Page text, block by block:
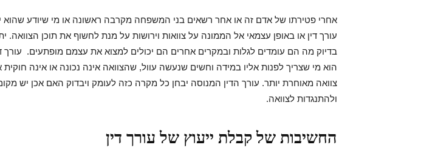
אחרי פטירתו של אדם זה או אחר רשאים בני המשפחה מקרבה ראשונה או מי שיודע שהוא
עורך דין או באופן עצמאי אל הממונה על צוואות וירושות על מנת לחשוף את תוכן הצוואה.
בדיוק מה הם עומדים לגלות ובמקרים אחרים הם יכולים למצוא את עצמם מופתעים. עורך
הוא מי שצריך לפנות אליו במידה וחשים שנעשה עוול, שהצוואה אינה נכונה או אינה
צוואה מאוחרת יותר. עורך הדין המנוסה יבחן כל מקרה כזה לעומק ויבדוק האם אכן יש
ולהתנגדות לצוואה.
החשיבות של קבלת ייעוץ של עורך דין